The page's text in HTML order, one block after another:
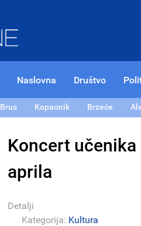
Naslovna Društvo
Brus Kopaonik Brzeće
Koncert
aprila
Detalji
Kategorija: Kultura